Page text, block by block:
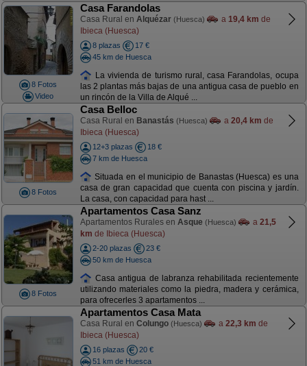
8 Fotos
Video
Casa Farandolas
Casa Rural en Alquézar (Huesca) a 19,4 km de
Ibieca (Huesca)
8 plazas
17 €
45 km de Huesca
La vivienda de turismo rural, casa Farandolas, ocupa
las 2 plantas más bajas de una antigua casa de pueblo en
un rincón de la Villa de Alqué ...
8 Fotos
Casa Belloc
Casa Rural en Banastás (Huesca) a 20,4 km de
Ibieca (Huesca)
12+3 plazas
18 €
7 km de Huesca
Situada en el municipio de Banastas (Huesca) es una
casa de gran capacidad que cuenta con piscina y jardín.
La casa, con capacidad para hast ...
8 Fotos
Apartamentos Casa Sanz
Apartamentos Rurales en Asque (Huesca) a 21,5
km de Ibieca (Huesca)
2-20 plazas
23 €
50 km de Huesca
Casa antigua de labranza rehabilitada recientemente
utilizando materiales como la piedra, madera y cerámica,
para ofrecerles 3 apartamentos ...
Apartamentos Casa Mata
Casa Rural en Colungo (Huesca) a 22,3 km de
Ibieca (Huesca)
16 plazas
20 €
51 km de Huesca